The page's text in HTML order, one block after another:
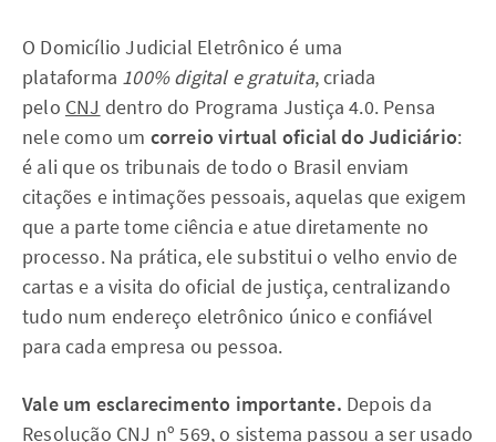
O Domicílio Judicial Eletrônico é uma
plataforma 100% digital e gratuita, criada
pelo CNJ dentro do Programa Justiça 4.0. Pensa
nele como um correio virtual oficial do Judiciário:
é ali que os tribunais de todo o Brasil enviam
citações e intimações pessoais, aquelas que exigem
que a parte tome ciência e atue diretamente no
processo. Na prática, ele substitui o velho envio de
cartas e a visita do oficial de justiça, centralizando
tudo num endereço eletrônico único e confiável
para cada empresa ou pessoa.
Vale um esclarecimento importante. Depois da
Resolução CNJ nº 569, o sistema passou a ser usado